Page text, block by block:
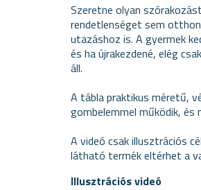
Szeretne olyan
rendetlenséget sem
utazáshoz is. A gyermek
és ha újrakezdené, elég
áll.
A tábla praktikus méretű,
gombelemmel működik,
A videó csak illusztrációs
látható termék eltérhet a
Illusztrációs videó